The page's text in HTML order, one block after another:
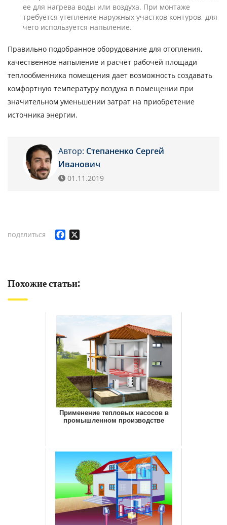
ее для нагрева воды или воздуха. При монтаже
требуется утепление наружных участков контуров, для
чего используется напыление.
Правильно подобранное оборудование для отопления,
качественное напыление и расчет рабочей площади
теплообменника помещения дает возможность создавать
комфортную температуру воздуха в помещении при
значительном уменьшении затрат на приобретение
источника энергии.
Автор: Степаненко Сергей
Иванович
01.11.2019
ПОДЕЛИТЬСЯ Facebook
Похожие статьи:
Применение тепловых насосов в
промышленном производстве